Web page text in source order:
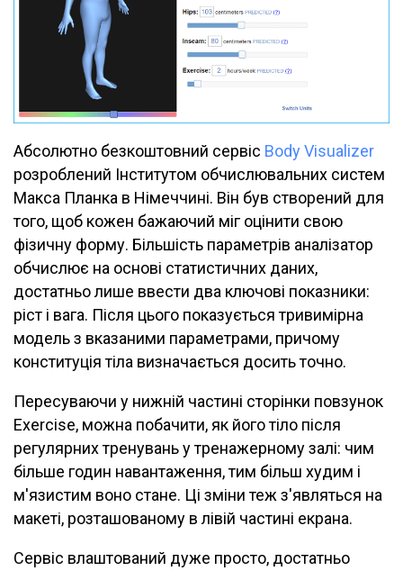
Абсолютно безкоштовний сервіс Body Visualizer
розроблений Інститутом обчислювальних систем
Макса Планка в Німеччині. Він був створений для
того, щоб кожен бажаючий міг оцінити свою
фізичну форму. Більшість параметрів аналізатор
обчислює на основі статистичних даних,
достатньо лише ввести два ключові показники:
ріст і вага. Після цього показується тривимірна
модель з вказаними параметрами, причому
конституція тіла визначається досить точно.
Пересуваючи у нижній частині сторінки повзунок
Exercise, можна побачити, як його тіло після
регулярних тренувань у тренажерному залі: чим
більше годин навантаження, тим більш худим і
м'язистим воно стане. Ці зміни теж з'являться на
макеті, розташованому в лівій частині екрана.
Сервіс влаштований дуже просто, достатньо